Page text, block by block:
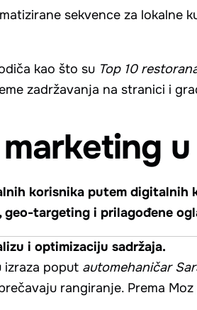
sekvence za lokalne
kao što su Top 10
zadržavanja na stranici i
korisnika putem digitalnih
targeting i prilagođene
i optimizaciju sadržaja.
izraza poput automehaničar
rangiranje. Prema